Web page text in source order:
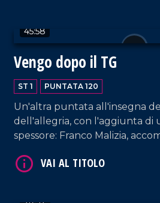
45:58
Vengo dopo il TG
ST 1 PUNTATA 120
Un'altra puntata all'insegna
dell'allegria, con l'aggiunta di
spessore: Franco Malizia,
campo dell'imprenditoria
VAI AL TITOLO